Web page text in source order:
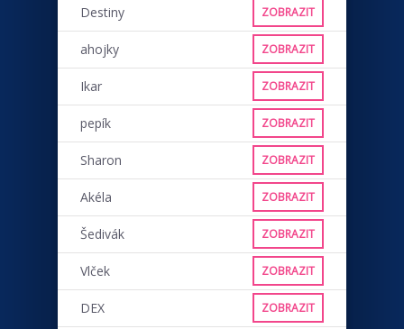
Destiny ZOBRAZIT
ahojky ZOBRAZIT
Ikar ZOBRAZIT
pepík ZOBRAZIT
Sharon ZOBRAZIT
Akéla ZOBRAZIT
Šedivák ZOBRAZIT
Vlček ZOBRAZIT
DEX ZOBRAZIT